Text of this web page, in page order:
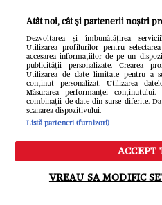
FANATIK.RO
Cine este Aymen
mai scump
Unde excelează și
are: „Îmi place să
Meniu Caută
Atât noi, cât și partenerii noștri
Dezvoltarea și îmbunătățirea
Utilizarea profilurilor pentru
accesarea informațiilor de pe un
publicității personalizate. Crearea
Utilizarea de date limitate pentru a
conținut personalizat. Utilizarea
Măsurarea performanței
combinații de date din surse diferite.
scanarea dispozitivului.
Listă parteneri (furnizori)
ACCEPT
VREAU SA MODIFIC